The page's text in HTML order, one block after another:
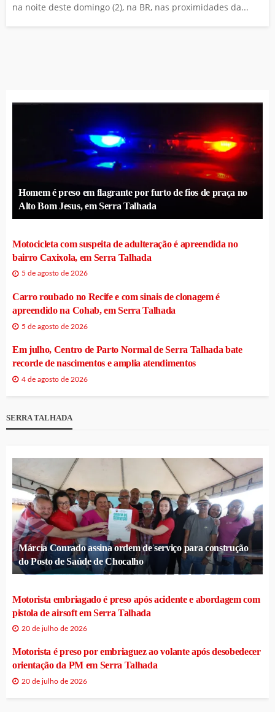
na noite deste domingo (2), na BR, nas proximidades da...
Homem é preso em flagrante por furto de fios de praça no
Alto Bom Jesus, em Serra Talhada
Motocicleta com suspeita de adulteração é apreendida no
bairro Caxixola, em Serra Talhada
5 de agosto de 2026
Carro roubado no Recife e com sinais de clonagem é
apreendido na Cohab, em Serra Talhada
5 de agosto de 2026
Em julho, Centro de Parto Normal de Serra Talhada bate
recorde de nascimentos e amplia atendimentos
4 de agosto de 2026
SERRA TALHADA
Márcia Conrado assina ordem de serviço para construção
do Posto de Saúde de Chocalho
Motorista embriagado é preso após acidente e abordagem com
pistola de airsoft em Serra Talhada
20 de julho de 2026
Motorista é preso por embriaguez ao volante após desobedecer
orientação da PM em Serra Talhada
20 de julho de 2026